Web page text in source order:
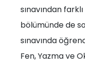
sınavından
bölümünde de
sınavında
Fen, Yazma ve